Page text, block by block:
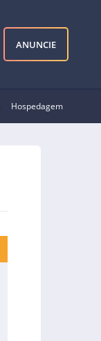
ANUNCIE
Hospedagem